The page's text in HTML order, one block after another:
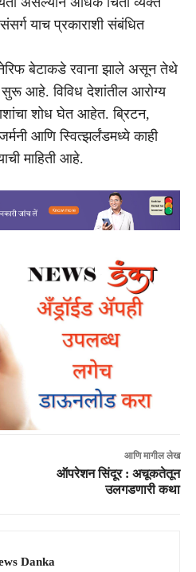
याच प्रकाराशी संबंधित
बेटाकडे रवाना झाले असून तेथे
सुरू आहे. विविध देशांतील आरोग्य
शोध घेत आहेत. ब्रिटन,
आणि स्वित्झर्लंडमध्ये काही
माहिती आहे.
आणि मागील लेख
ऑपरेशन सिंदूर : अचूकतेतून
उलगडणारी कथा
Danka